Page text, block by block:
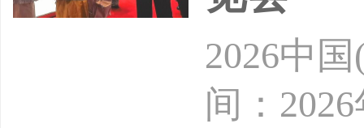
2026中
间：